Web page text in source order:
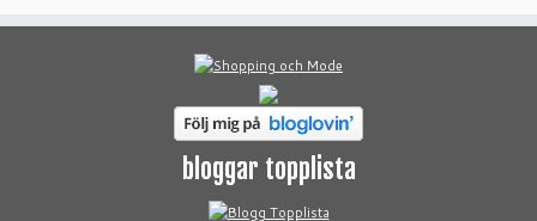
bloggar topplista